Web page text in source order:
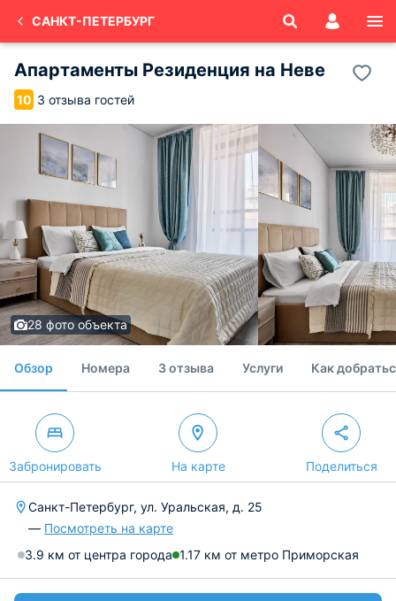
САНКТ-ПЕТЕРБУРГ
Апартаменты Резиденция на Неве
10 3 отзыва гостей
28 фото объекта
Обзор Номера 3 отзыва Услуги Как
Забронировать На карте Поделиться
Санкт-Петербург, ул. Уральская, д. 25
— Посмотреть на карте
3.9 км от центра города 1.17 км от метро Приморская